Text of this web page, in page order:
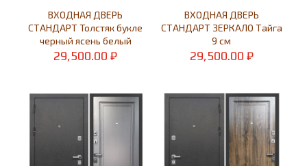
ВХОДНАЯ ДВЕРЬ
СТАНДАРТ Толстяк букле
черный ясень белый
29,500.00₽
ВХОДНАЯ ДВЕРЬ
СТАНДАРТ ЗЕРКАЛО Тайга
9 см
29,500.00 ₽